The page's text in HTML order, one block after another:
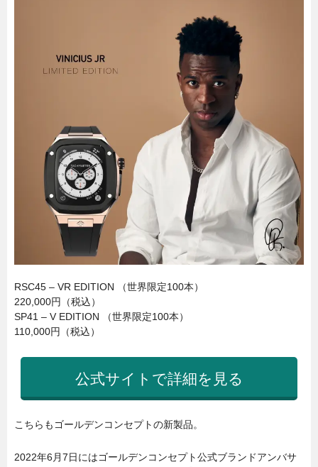
RSC45 – VR EDITION （世界限定100本）
220,000円（税込）
SP41 – V EDITION （世界限定100本）
110,000円（税込）
公式サイトで詳細を見る
こちらもゴールデンコンセプトの新製品。
2022年6月7日にはゴールデンコンセプト公式ブランドアンバサ